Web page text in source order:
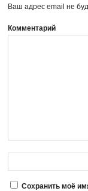
Ваш адрес email не
Комментарий
Сохранить моё